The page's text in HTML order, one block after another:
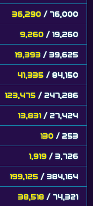
36,290 / 76,000
9,260 / 19,260
19,393 / 39,625
41,335 / 84,150
123,475 / 247,286
13,831 / 27,424
130 / 253
1,919 / 3,726
199,125 / 384,164
38,518 / 74,321